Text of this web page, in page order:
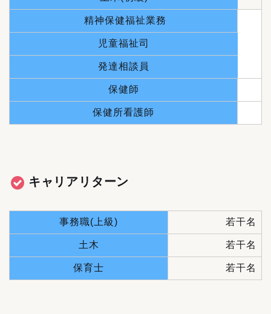
精神保健福祉業務
児童福祉司
発達相談員
保健師
保健所看護師
キャリアリターン
事務職(上級) 若干名
土木 若干名
保育士 若干名